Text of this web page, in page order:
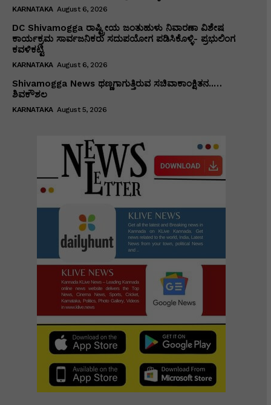
KARNATAKA August 6, 2026
DC Shivamogga ರಾಷ್ಟ್ರೀಯ ಜಂತುಹುಳು ನಿವಾರಣಾ ವಿಶೇಷ
ಕಾರ್ಯಕ್ರಮ ಸಾರ್ವಜನಿಕರು ಸದುಪಯೋಗ ಪಡಿಸಿಕೊಳ್ಳಿ- ಪ್ರಭುಲಿಂಗ
ಕವಳಿಕಟ್ಟಿ
KARNATAKA August 6, 2026
Shivamogga News ಥಣ್ಣಗಾಗುತ್ತಿರುವ ಸಚಿವಾಕಾಂಕ್ಷಿತನ..…
ಶಿವಕೌಶಲ
KARNATAKA August 5, 2026